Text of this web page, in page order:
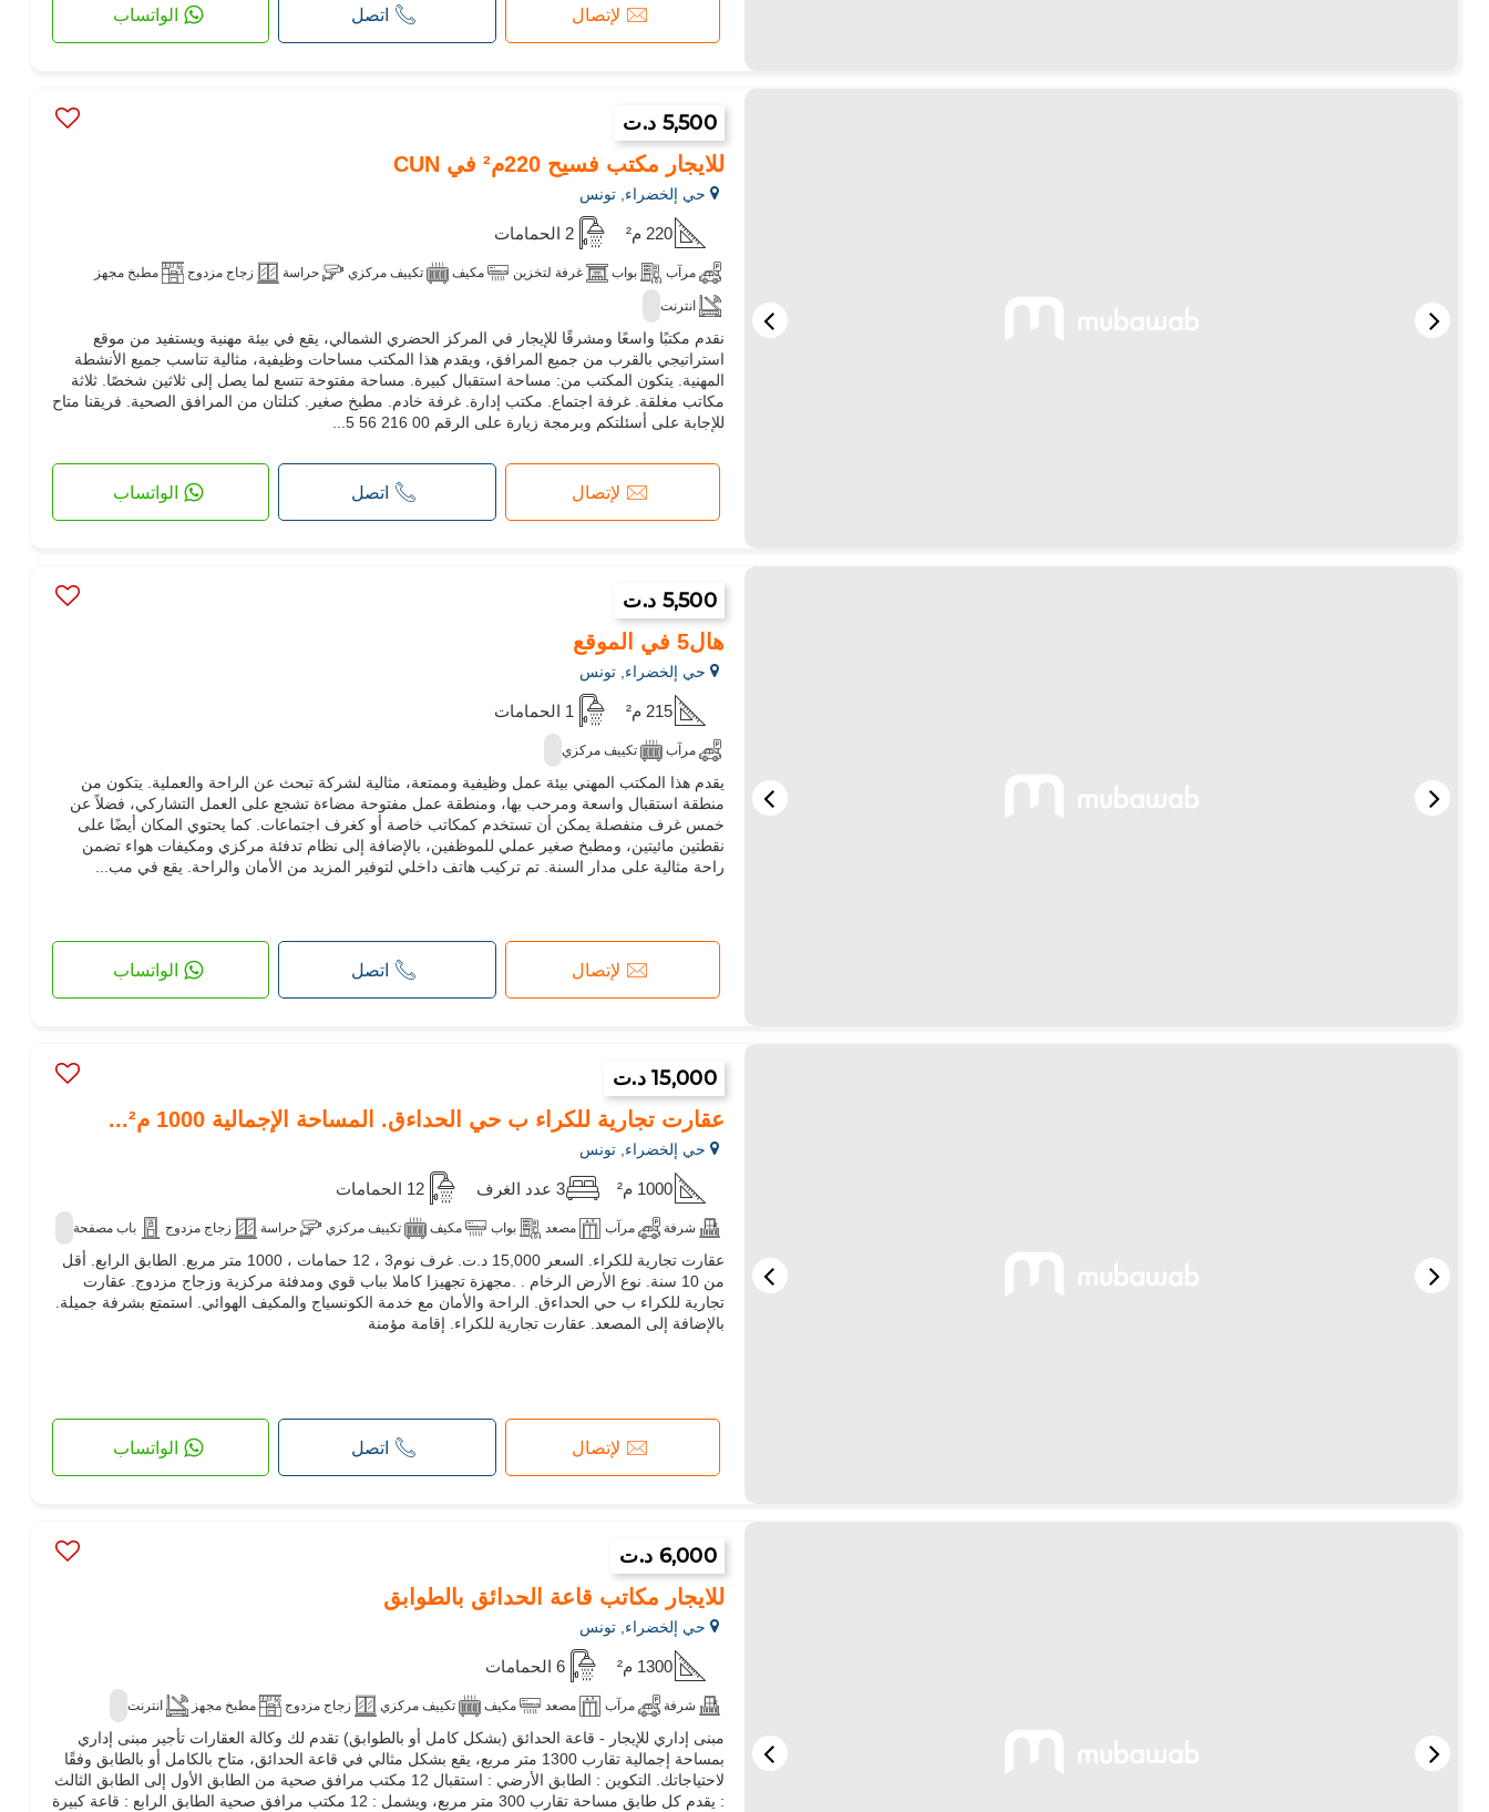
لإتصال اتصل الواتساب
5,500 د.ت
للايجار مكتب فسيح 220م² في CUN
حي إلخضراء, تونس
220 م² 2 الحمامات
مرآب بواب غرفة لتخزين مكيف تكييف مركزي حراسة زجاج مزدوج مطبخ مجهز
انترنت
نقدم مكتبًا واسعًا ومشرقًا للإيجار في المركز الحضري الشمالي، يقع في بيئة مهنية ويستفيد من موقع
استراتيجي بالقرب من جميع المرافق، ويقدم هذا المكتب مساحات وظيفية، مثالية تناسب جميع الأنشطة
المهنية. يتكون المكتب من: مساحة استقبال كبيرة. مساحة مفتوحة تتسع لما يصل إلى ثلاثين شخصًا. ثلاثة
مكاتب مغلقة. غرفة اجتماع. مكتب إدارة. غرفة خادم. مطبخ صغير. كتلتان من المرافق الصحية. فريقنا متاح
للإجابة على أسئلتكم وبرمجة زيارة على الرقم 00 216 56 5...
لإتصال اتصل الواتساب
5,500 د.ت
هال5 في الموقع
حي إلخضراء, تونس
215 م² 1 الحمامات
مرآب تكييف مركزي
يقدم هذا المكتب المهني بيئة عمل وظيفية وممتعة، مثالية لشركة تبحث عن الراحة والعملية. يتكون من
منطقة استقبال واسعة ومرحب بها، ومنطقة عمل مفتوحة مضاءة تشجع على العمل التشاركي، فضلاً عن
خمس غرف منفصلة يمكن أن تستخدم كمكاتب خاصة أو كغرف اجتماعات. كما يحتوي المكان أيضًا على
نقطتين مائيتين، ومطبخ صغير عملي للموظفين، بالإضافة إلى نظام تدفئة مركزي ومكيفات هواء تضمن
راحة مثالية على مدار السنة. تم تركيب هاتف داخلي لتوفير المزيد من الأمان والراحة. يقع في مب...
لإتصال اتصل الواتساب
15,000 د.ت
عقارت تجارية للكراء ب حي الحداءق. المساحة الإجمالية 1000 م²...
حي إلخضراء, تونس
1000 م² 3 عدد الغرف 12 الحمامات
شرفة مرآب مصعد بواب مكيف تكييف مركزي حراسة زجاج مزدوج باب مصفحة
عقارت تجارية للكراء. السعر 15,000 د.ت. غرف نوم3 ، 12 حمامات ، 1000 متر مربع. الطابق الرابع‎. أقل
من 10 سنة. نوع الأرض الرخام . .مجهزة تجهيزا كاملا بباب قوي ومدفئة مركزية وزجاج مزدوج. عقارت
تجارية للكراء ب حي الحداءق. الراحة والأمان مع خدمة الكونسياج والمكيف الهوائي. استمتع بشرفة جميلة.
بالإضافة إلى المصعد. عقارت تجارية للكراء. إقامة مؤمنة
لإتصال اتصل الواتساب
6,000 د.ت
للايجار مكاتب قاعة الحدائق بالطوابق
حي إلخضراء, تونس
1300 م² 6 الحمامات
شرفة مرآب مصعد مكيف تكييف مركزي زجاج مزدوج مطبخ مجهز انترنت
مبنى إداري للإيجار - قاعة الحدائق (بشكل كامل أو بالطوابق) تقدم لك وكالة العقارات تأجير مبنى إداري
بمساحة إجمالية تقارب 1300 متر مربع، يقع بشكل مثالي في قاعة الحدائق، متاح بالكامل أو بالطابق وفقًا
لاحتياجاتك. التكوين : الطابق الأرضي : استقبال 12 مكتب مرافق صحية من الطابق الأول إلى الطابق الثالث
: يقدم كل طابق مساحة تقارب 300 متر مربع، ويشمل : 12 مكتب مرافق صحية الطابق الرابع : قاعة كبيرة